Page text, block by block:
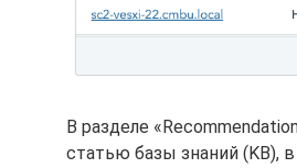
В разделе
статью базы знаний (KB),